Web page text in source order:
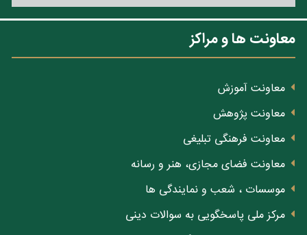
معاونت ها و مراکز
معاونت آموزش
معاونت پژوهش
معاونت فرهنگی تبلیغی
معاونت فضای مجازی، هنر و رسانه
موسسات ، شعب و نمایندگی ها
مرکز ملی پاسخگویی به سوالات دینی